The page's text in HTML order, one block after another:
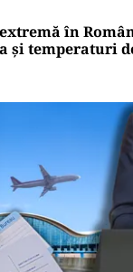
în
și temperaturi